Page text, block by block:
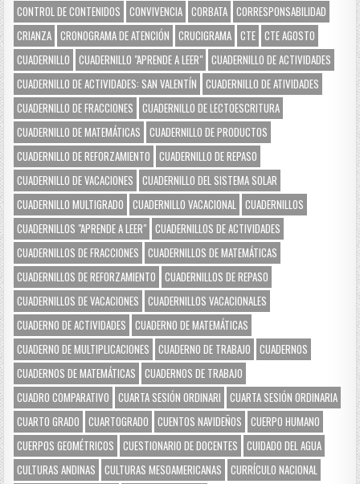
CONTROL DE CONTENIDOS
CONVIVENCIA CORBATA CORRESPONSABILIDAD
CRIANZA CRONOGRAMA DE ATENCIÓN CRUCIGRAMA CTE CTE AGOSTO
CUADERNILLO
CUADERNILLO "APRENDE A LEER" CUADERNILLO DE ACTIVIDADES
CUADERNILLO DE ACTIVIDADES: SAN VALENTÍN
CUADERNILLO DE ATIVIDADES
CUADERNILLO DE FRACCIONES
CUADERNILLO DE LECTOESCRITURA
CUADERNILLO DE MATEMÁTICAS
CUADERNILLO DE PRODUCTOS
CUADERNILLO DE REFORZAMIENTO
CUADERNILLO DE REPASO
CUADERNILLO DE VACACIONES
CUADERNILLO DEL SISTEMA SOLAR
CUADERNILLO MULTIGRADO
CUADERNILLO VACACIONAL
CUADERNILLOS
CUADERNILLOS "APRENDE A LEER" CUADERNILLOS DE ACTIVIDADES
CUADERNILLOS DE FRACCIONES
CUADERNILLOS DE MATEMÁTICAS
CUADERNILLOS DE REFORZAMIENTO
CUADERNILLOS DE REPASO
CUADERNILLOS DE VACACIONES
CUADERNILLOS VACACIONALES
CUADERNO DE ACTIVIDADES
CUADERNO DE MATEMÁTICAS
CUADERNO DE MULTIPLICACIONES
CUADERNO DE TRABAJO
CUADERNOS
CUADERNOS DE MATEMÁTICAS
CUADERNOS DE TRABAJO
CUADRO COMPARATIVO
CUARTA SESIÓN ORDINARI
CUARTA SESIÓN ORDINARIA
CUARTO GRADO
CUARTOGRADO CUENTOS NAVIDEÑOS
CUERPO HUMANO
CUERPOS GEOMÉTRICOS
CUESTIONARIO DE DOCENTES
CUIDADO DEL AGUA
CULTURAS ANDINAS
CULTURAS MESOAMERICANAS
CURRÍCULO NACIONAL